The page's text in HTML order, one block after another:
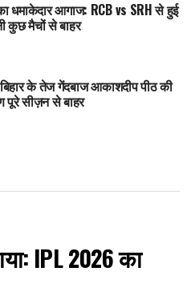
धमाकेदार आगाज: RCB vs SRH से हुई
कुछ मैचों से बाहर
के तेज गेंदबाज आकाशदीप पीठ की
पूरे सीज़न से बाहर
IPL 2026 का